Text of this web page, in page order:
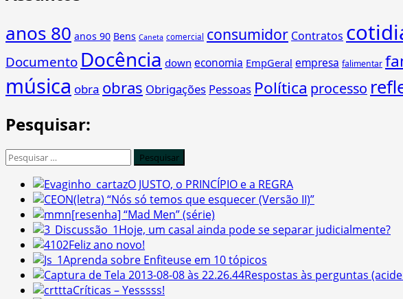
anos 80 anos 90 Bens Caneta comercial consumidor Contratos
Documento Docência down economia EmpGeral empresa falimentar
música obra obras Obrigações Pessoas Política processo
Pesquisar:
Pesquisar
O JUSTO, o PRINCÍPIO e a REGRA
(letra) “Nós só temos que esquecer (Versão II)”
[resenha] “Mad Men” (série)
Hoje, um casal ainda pode se separar judicialmente?
Feliz ano novo!
Aprenda sobre Enfiteuse em 10 tópicos
Respostas às perguntas
Críticas – Yesssss!